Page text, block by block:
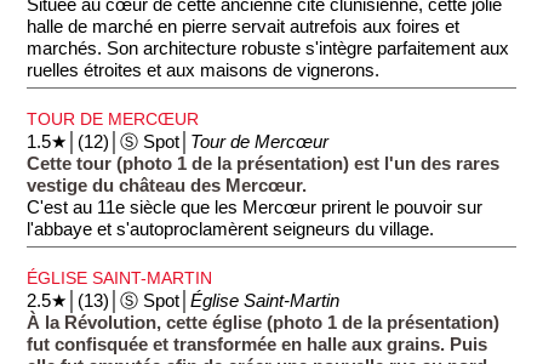
Située au cœur de cette ancienne cité clunisienne, cette jolie
halle de marché en pierre servait autrefois aux foires et
marchés. Son architecture robuste s'intègre parfaitement aux
ruelles étroites et aux maisons de vignerons.
TOUR DE MERCŒUR
1.5★│(12)│Ⓢ Spot│ Tour de Mercœur
Cette tour (photo 1 de la présentation) est l'un des rares
vestige du château des Mercœur.
C'est au 11e siècle que les Mercœur prirent le pouvoir sur
l'abbaye et s'autoproclamèrent seigneurs du village.
ÉGLISE SAINT-MARTIN
2.5★│(13)│Ⓢ Spot│Église Saint-Martin
À la Révolution, cette église (photo 1 de la présentation)
fut confisquée et transformée en halle aux grains. Puis